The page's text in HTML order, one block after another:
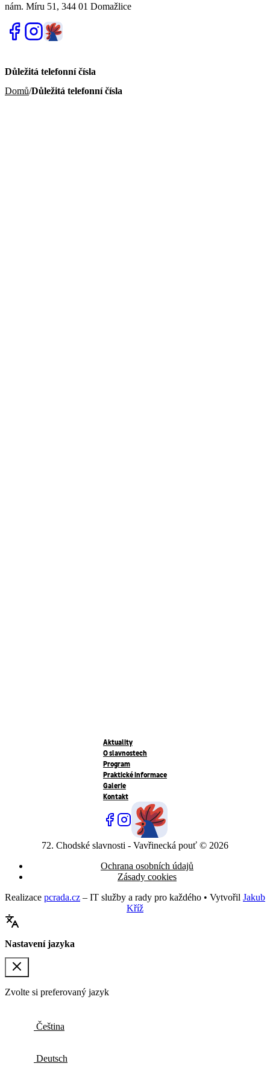
nám. Míru 51, 344 01 Domažlice
Důležitá telefonní čísla
Domů/Důležitá telefonní čísla
Aktuality
O slavnostech
Program
Praktické informace
Galerie
Kontakt
72. Chodské slavnosti - Vavřinecká pouť © 2026
Ochrana osobních údajů
Zásady cookies
Realizace pcrada.cz – IT služby a rady pro každého • Vytvořil Jakub
Kříž
Nastavení jazyka
Zvolte si preferovaný jazyk
Čeština
Deutsch